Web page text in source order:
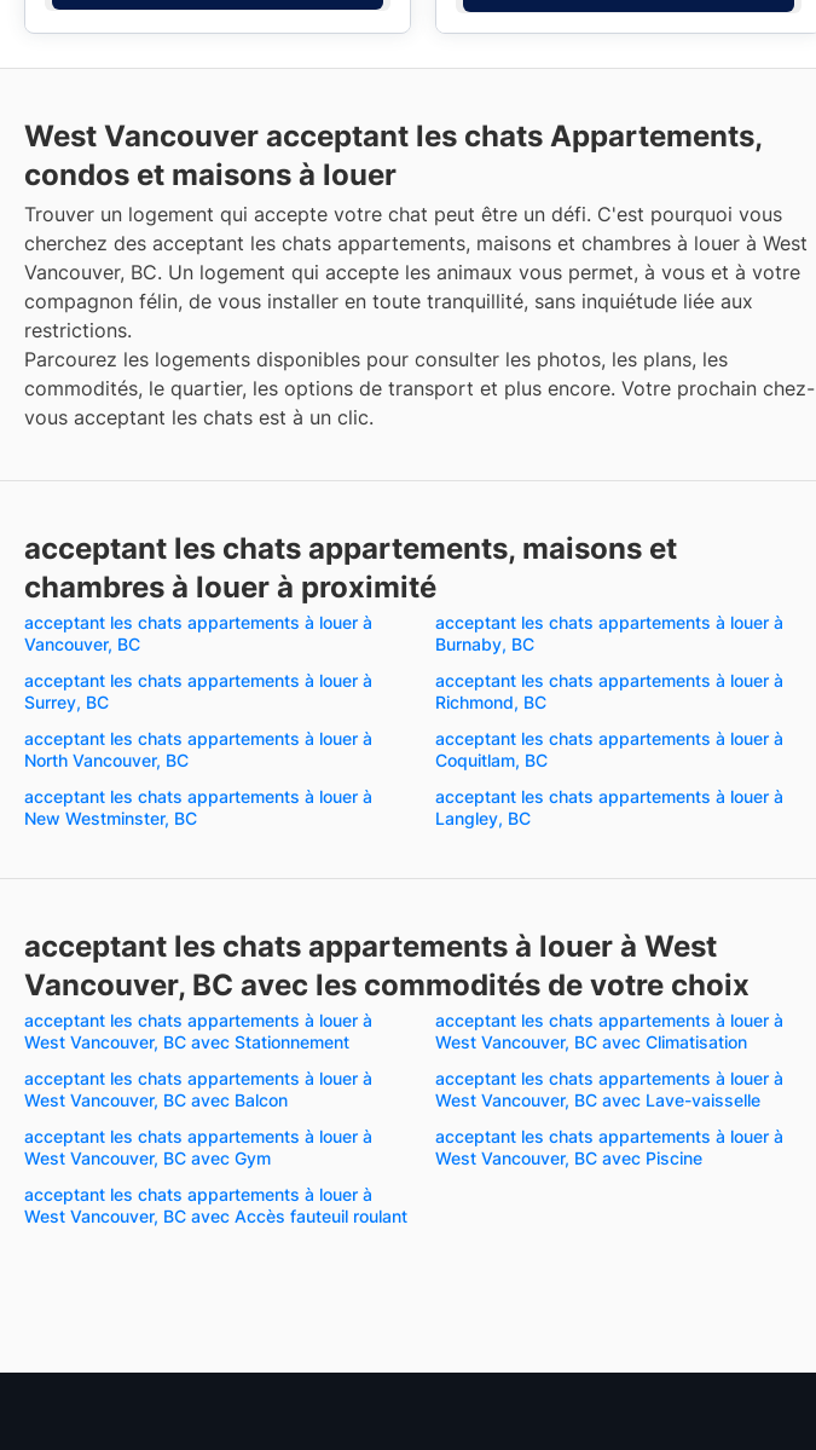
West Vancouver acceptant les chats Appartements,
condos et maisons à louer
Trouver un logement qui accepte votre chat peut être un défi. C'est pourquoi vous
cherchez des acceptant les chats appartements, maisons et chambres à louer à West
Vancouver, BC. Un logement qui accepte les animaux vous permet, à vous et à votre
compagnon félin, de vous installer en toute tranquillité, sans inquiétude liée aux
restrictions.
Parcourez les logements disponibles pour consulter les photos, les plans, les
commodités, le quartier, les options de transport et plus encore. Votre prochain chez-
vous acceptant les chats est à un clic.
acceptant les chats appartements, maisons et
chambres à louer à proximité
acceptant les chats appartements à louer à
Vancouver, BC
acceptant les chats appartements à louer à
Burnaby, BC
acceptant les chats appartements à louer à
Surrey, BC
acceptant les chats appartements à louer à
Richmond, BC
acceptant les chats appartements à louer à
North Vancouver, BC
acceptant les chats appartements à louer à
Coquitlam, BC
acceptant les chats appartements à louer à
New Westminster, BC
acceptant les chats appartements à louer à
Langley, BC
acceptant les chats appartements à louer à West
Vancouver, BC avec les commodités de votre choix
acceptant les chats appartements à louer à
West Vancouver, BC avec Stationnement
acceptant les chats appartements à louer à
West Vancouver, BC avec Climatisation
acceptant les chats appartements à louer à
West Vancouver, BC avec Balcon
acceptant les chats appartements à louer à
West Vancouver, BC avec Lave-vaisselle
acceptant les chats appartements à louer à
West Vancouver, BC avec Gym
acceptant les chats appartements à louer à
West Vancouver, BC avec Piscine
acceptant les chats appartements à louer à
West Vancouver, BC avec Accès fauteuil roulant